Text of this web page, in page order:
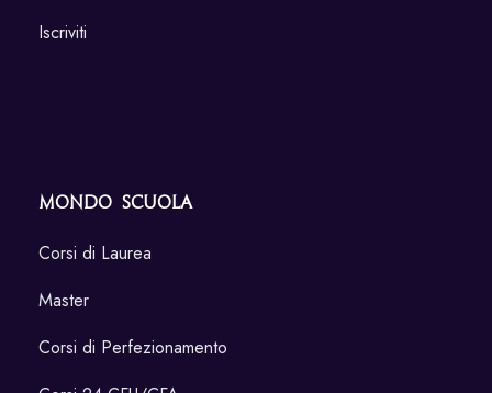
Iscriviti
Mondo Scuola
Corsi di Laurea
Master
Corsi di Perfezionamento